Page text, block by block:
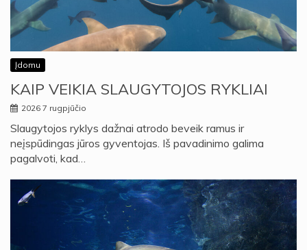
Įdomu
KAIP VEIKIA SLAUGYTOJOS RYKLIAI
2026 7 rugpjūčio
Slaugytojos ryklys dažnai atrodo beveik ramus ir
neįspūdingas jūros gyventojas. Iš pavadinimo galima
pagalvoti, kad…